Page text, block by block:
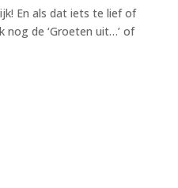
En als dat iets te lief of
nog de ‘Groeten uit…’ of